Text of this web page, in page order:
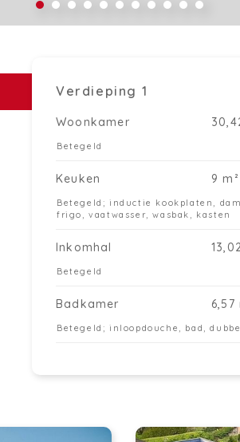
Verdieping 1
Woonkamer
Betegeld
Keuken 9 m²
Betegeld; inductie kookplaten,
frigo, vaatwasser, wasbak, kasten
Inkomhal
Betegeld
Badkamer 6,57
Betegeld; inloopdouche, bad,